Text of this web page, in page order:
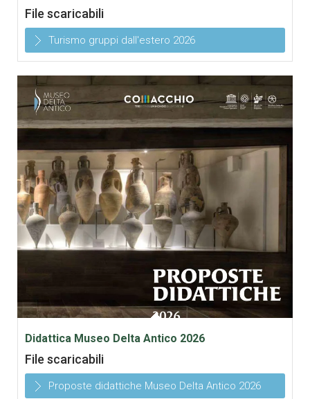
File scaricabili
Turismo gruppi dall'estero 2026
Didattica Museo Delta Antico 2026
File scaricabili
Proposte didattiche Museo Delta Antico 2026